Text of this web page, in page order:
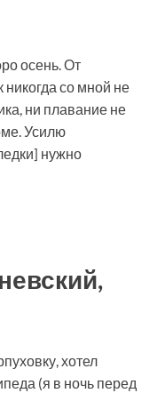
осень. От
никогда со мной не
ни плавание не
Усилю
нужно
хотел
(я в ночь перед